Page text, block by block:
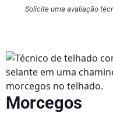
Solicite uma avaliação
Morcegos